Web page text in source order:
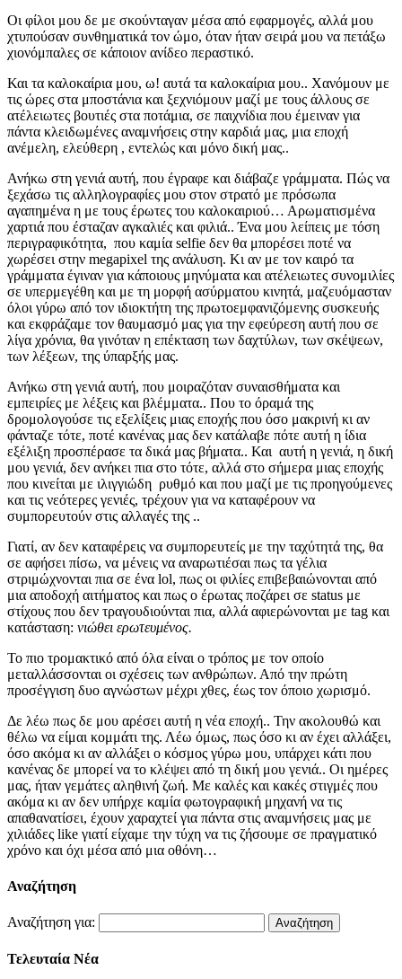
Οι φίλοι μου δε με σκούνταγαν μέσα από εφαρμογές, αλλά μου
χτυπούσαν συνθηματικά τον ώμο, όταν ήταν σειρά μου να πετάξω
χιονόμπαλες σε κάποιον ανίδεο περαστικό.
Και τα καλοκαίρια μου, ω! αυτά τα καλοκαίρια μου.. Χανόμουν με
τις ώρες στα μποστάνια και ξεχνιόμουν μαζί με τους άλλους σε
ατέλειωτες βουτιές στα ποτάμια, σε παιχνίδια που έμειναν για
πάντα κλειδωμένες αναμνήσεις στην καρδιά μας, μια εποχή
ανέμελη, ελεύθερη , εντελώς και μόνο δική μας..
Ανήκω στη γενιά αυτή, που έγραφε και διάβαζε γράμματα. Πώς να
ξεχάσω τις αλληλογραφίες μου στον στρατό με πρόσωπα
αγαπημένα η με τους έρωτες του καλοκαιριού… Αρωματισμένα
χαρτιά που έσταζαν αγκαλιές και φιλιά.. Ένα μου λείπεις με τόση
περιγραφικότητα, που καμία selfie δεν θα μπορέσει ποτέ να
χωρέσει στην megapixel της ανάλυση. Κι αν με τον καιρό τα
γράμματα έγιναν για κάποιους μηνύματα και ατέλειωτες συνομιλίες
σε υπερμεγέθη και με τη μορφή ασύρματου κινητά, μαζευόμασταν
όλοι γύρω από τον ιδιοκτήτη της πρωτοεμφανιζόμενης συσκευής
και εκφράζαμε τον θαυμασμό μας για την εφεύρεση αυτή που σε
λίγα χρόνια, θα γινόταν η επέκταση των δαχτύλων, των σκέψεων,
των λέξεων, της ύπαρξής μας.
Ανήκω στη γενιά αυτή, που μοιραζόταν συναισθήματα και
εμπειρίες με λέξεις και βλέμματα.. Που το όραμά της
δρομολογούσε τις εξελίξεις μιας εποχής που όσο μακρινή κι αν
φάνταζε τότε, ποτέ κανένας μας δεν κατάλαβε πότε αυτή η ίδια
εξέλιξη προσπέρασε τα δικά μας βήματα.. Και αυτή η γενιά, η δική
μου γενιά, δεν ανήκει πια στο τότε, αλλά στο σήμερα μιας εποχής
που κινείται με ιλιγγιώδη ρυθμό και που μαζί με τις προηγούμενες
και τις νεότερες γενιές, τρέχουν για να καταφέρουν να
συμπορευτούν στις αλλαγές της ..
Γιατί, αν δεν καταφέρεις να συμπορευτείς με την ταχύτητά της, θα
σε αφήσει πίσω, να μένεις να αναρωτιέσαι πως τα γέλια
στριμώχνονται πια σε ένα lol, πως οι φιλίες επιβεβαιώνονται από
μια αποδοχή αιτήματος και πως ο έρωτας ποζάρει σε status με
στίχους που δεν τραγουδιούνται πια, αλλά αφιερώνονται με tag και
κατάσταση: νιώθει ερωτευμένος.
Το πιο τρομακτικό από όλα είναι ο τρόπος με τον οποίο
μεταλλάσσονται οι σχέσεις των ανθρώπων. Από την πρώτη
προσέγγιση δυο αγνώστων μέχρι χθες, έως τον όποιο χωρισμό.
Δε λέω πως δε μου αρέσει αυτή η νέα εποχή.. Την ακολουθώ και
θέλω να είμαι κομμάτι της. Λέω όμως, πως όσο κι αν έχει αλλάξει,
όσο ακόμα κι αν αλλάξει ο κόσμος γύρω μου, υπάρχει κάτι που
κανένας δε μπορεί να το κλέψει από τη δική μου γενιά.. Οι ημέρες
μας, ήταν γεμάτες αληθινή ζωή. Με καλές και κακές στιγμές που
ακόμα κι αν δεν υπήρχε καμία φωτογραφική μηχανή να τις
απαθανατίσει, έχουν χαραχτεί για πάντα στις αναμνήσεις μας με
χιλιάδες like γιατί είχαμε την τύχη να τις ζήσουμε σε πραγματικό
χρόνο και όχι μέσα από μια οθόνη…
Αναζήτηση
Αναζήτηση για:
Τελευταία Νέα